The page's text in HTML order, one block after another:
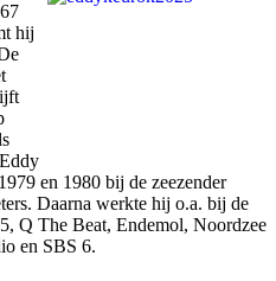
hij
en 1980 bij de zeezender
Daarna werkte hij o.a. bij de
Q The Beat, Endemol, Noordzee
en SBS 6.